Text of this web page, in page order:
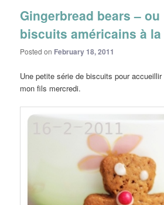
Gingerbread bears – ou
biscuits américains à la
Posted on February 18, 2011
Une petite série de biscuits pour
mon fils mercredi.